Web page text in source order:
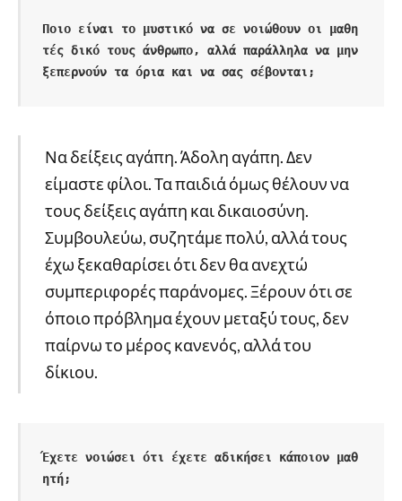
Ποιο είναι το μυστικό να σε νοιώθουν οι μαθη
τές δικό τους άνθρωπο, αλλά παράλληλα να μην
ξεπερνούν τα όρια και να σας σέβονται;
Να δείξεις αγάπη. Άδολη αγάπη. Δεν
είμαστε φίλοι. Τα παιδιά όμως θέλουν να
τους δείξεις αγάπη και δικαιοσύνη.
Συμβουλεύω, συζητάμε πολύ, αλλά τους
έχω ξεκαθαρίσει ότι δεν θα ανεχτώ
συμπεριφορές παράνομες. Ξέρουν ότι σε
όποιο πρόβλημα έχουν μεταξύ τους, δεν
παίρνω το μέρος κανενός, αλλά του
δίκιου.
Έχετε νοιώσει ότι έχετε αδικήσει κάποιον μαθ
ητή;